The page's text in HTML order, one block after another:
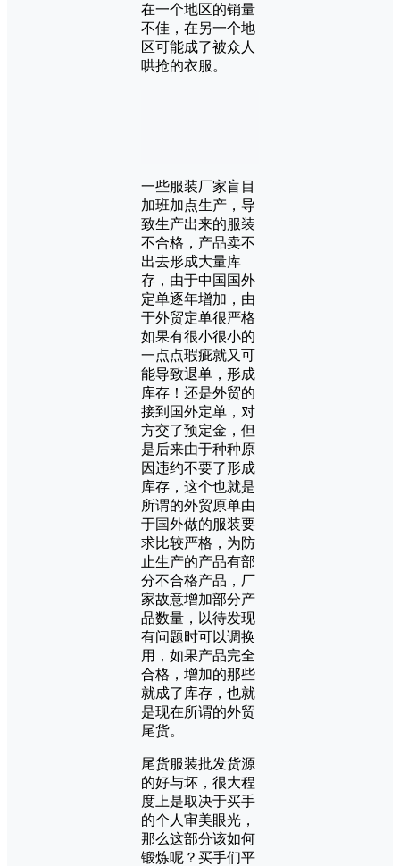
在一个地区的销量
不佳，在另一个地
区可能成了被众人
哄抢的衣服。
一些服装厂家盲目
加班加点生产，导
致生产出来的服装
不合格，产品卖不
出去形成大量库
存，由于中国国外
定单逐年增加，由
于外贸定单很严格
如果有很小很小的
一点点瑕疵就又可
能导致退单，形成
库存！还是外贸的
接到国外定单，对
方交了预定金，但
是后来由于种种原
因违约不要了形成
库存，这个也就是
所谓的外贸原单由
于国外做的服装要
求比较严格，为防
止生产的产品有部
分不合格产品，厂
家故意增加部分产
品数量，以待发现
有问题时可以调换
用，如果产品完全
合格，增加的那些
就成了库存，也就
是现在所谓的外贸
尾货。
尾货服装批发货源
的好与坏，很大程
度上是取决于买手
的个人审美眼光，
那么这部分该如何
锻炼呢？买手们平